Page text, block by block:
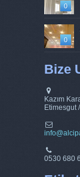
0
0
Bize
Kazım
Etimesgut
0530 680